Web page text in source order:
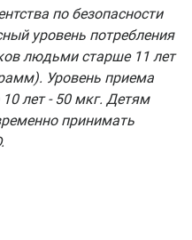
по безопасности
уровень потребления
людьми старше 11 лет
Уровень приема
10 лет - 50 мкг. Детям
принимать